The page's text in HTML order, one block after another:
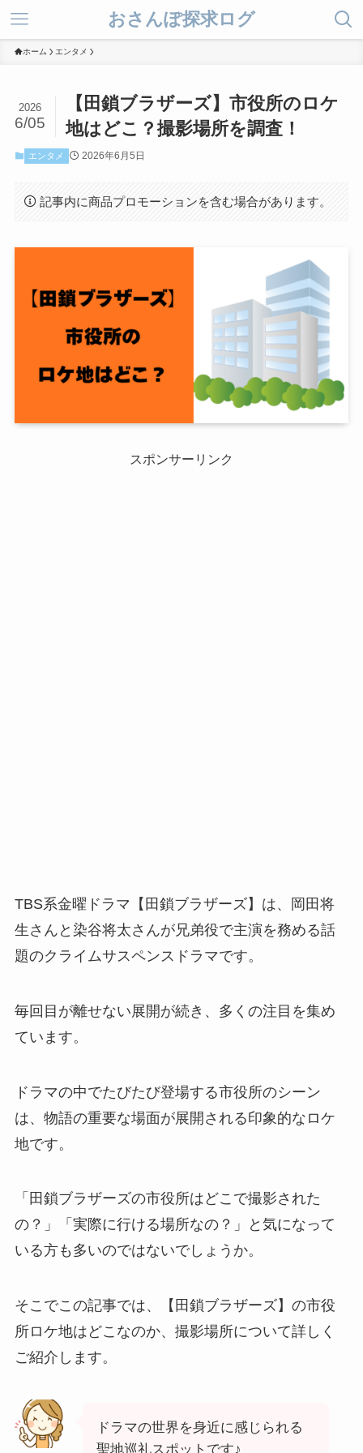
おさんぽ探求ログ
ホーム エンタメ
【田鎖ブラザーズ】市役所のロケ
地はどこ？撮影場所を調査！
2026
6/05
エンタメ 2026年6月5日
記事内に商品プロモーションを含む場合があります。
スポンサーリンク
TBS系金曜ドラマ【田鎖ブラザーズ】は、岡田将
生さんと染谷将太さんが兄弟役で主演を務める話
題のクライムサスペンスドラマです。
毎回目が離せない展開が続き、多くの注目を集め
ています。
ドラマの中でたびたび登場する市役所のシーン
は、物語の重要な場面が展開される印象的なロケ
地です。
「田鎖ブラザーズの市役所はどこで撮影された
の？」「実際に行ける場所なの？」と気になって
いる方も多いのではないでしょうか。
そこでこの記事では、【田鎖ブラザーズ】の市役
所ロケ地はどこなのか、撮影場所について詳しく
ご紹介します。
ドラマの世界を身近に感じられる
聖地巡礼スポットです♪